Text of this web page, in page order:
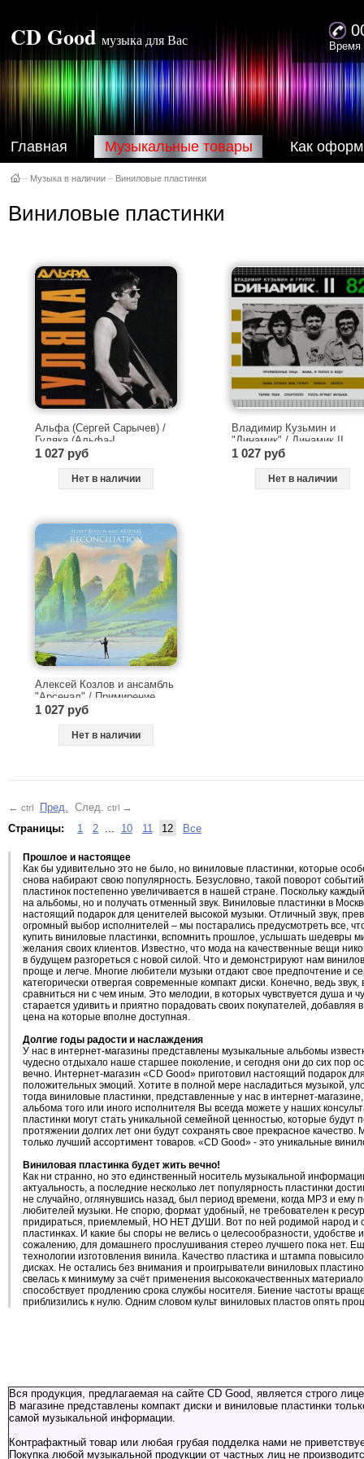
CD Good музыка для Вас Время
Главная Музыкальные товары Как
– Музыка в наличии – Виниловые пластинки
Виниловые пластинки
Альфа (Сергей Сарычев) /
Гуляка (Альфа-I,
Расклейщик афиш) (Черный
винил, иллюстрированный
внутренний конверт) [140g
1 027 руб
Нет в наличии
Владимир Кузьмин и
"Динамик" / Динамик II
(Черный винил, печатный
внутренний конверт) [180g
1 027 руб
Нет в наличии
Алексей Козлов и ансамбль
"Арсенал" / Примирение
(Reconcilation) (Прозрачный
Edition) [140g LP]
1 027 руб
Нет в наличии
← ctrl Пред. След. ctrl →
Страницы:
1 2 10 11 12 Все
Прошлое и настоящее
Как бы удивительно это не было, но виниловые пластинки, которые
снова набирают свою популярность. Безусловно, такой поворот
пластинок постепенно увеличивается в нашей стране. Поскольку
на альбомы, но и получать отменный звук. Виниловые пластинки в
настоящий подарок для ценителей высокой музыки. Отличный звук,
огромный выбор исполнителей – мы постарались предусмотреть все,
купить виниловые пластинки, вспомнить прошлое, услышать шедевры
желания своих клиентов. Известно, что мода на качественные вещи
в будущем разгореться с новой силой. Что и демонстрируют нам
проще и легче. Многие любители музыки отдают свое предпочтение и
категорически отвергая современные компакт диски. Конечно, ведь
сравниться ни с чем иным. Это мелодии, в которых чувствуется душа и
старается удивить и приятно порадовать своих покупателей,
цена на которые вполне доступная.
Долгие годы радости и наслаждения
У нас в интернет-магазины представлены музыкальные альбомы
чудесно отдыхало наше старшее поколение, и сегодня они до сих пор
вечно. Интернет-магазин «CD Good» приготовил настоящий подарок
положительных эмоций. Хотите в полной мере насладиться музыкой,
тогда виниловые пластинки, представленные у нас в интернет-
альбома того или иного исполнителя Вы всегда можете у наших
пластинки могут стать уникальной семейной ценностью, которые
протяжении долгих лет они будут сохранять свое прекрасное
только лучший ассортимент товаров. «CD Good» - это уникальные
Виниловая пластинка будет жить вечно!
Как ни странно, но это единственный носитель музыкальной
актуальность, а последние несколько лет популярность пластинки
не случайно, оглянувшись назад, был период времени, когда MP3 и ему
любителей музыки. Не спорю, формат удобный, не требователен к
придираться, приемлемый, НО НЕТ ДУШИ. Вот по ней родимой народ и
пластинках. И какие бы споры не велись о целесообразности, удобстве
сожалению, для домашнего прослушивания стерео лучшего пока нет.
технологии изготовления винила. Качество пластика и штампа
дисках. Не остались без внимания и проигрыватели виниловых
свелась к минимуму за счёт применения высококачественных
способствует продлению срока службы носителя. Биение частоты
приблизились к нулю. Одним словом культ виниловых пластов опять
Вся продукция, предлагаемая на сайте CD Good, является строго
В магазине представлены компакт диски и виниловые пластинки
самой музыкальной информации.
Контрафактный товар или любая грубая подделка нами не
Покупка любой музыкальной продукции от частных лиц не